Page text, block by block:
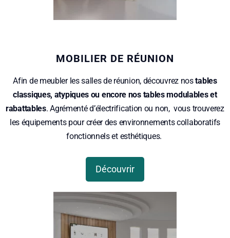
MOBILIER DE RÉUNION
Afin de meubler les salles de réunion, découvrez nostables
classiques, atypiques ou encore nos tables modulables et
rabattables. Agrémenté d’électrification ou non, vous trouverez
les équipements pour créer des environnements collaboratifs
fonctionnels et esthétiques.
Découvrir